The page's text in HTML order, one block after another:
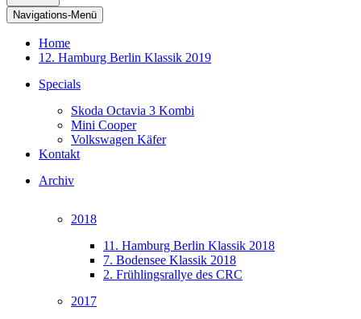
Navigations-Menü
Home
12. Hamburg Berlin Klassik 2019
Specials
Skoda Octavia 3 Kombi
Mini Cooper
Volkswagen Käfer
Kontakt
Archiv
2018
11. Hamburg Berlin Klassik 2018
7. Bodensee Klassik 2018
2. Frühlingsrallye des CRC
2017